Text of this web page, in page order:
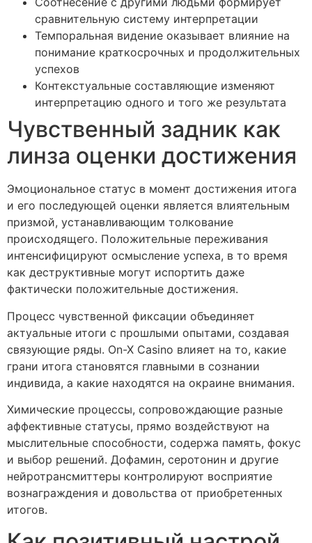
сравнительную систему интерпретации
Темпоральная видение оказывает влияние на
понимание краткосрочных и продолжительных
успехов
Контекстуальные составляющие изменяют
интерпретацию одного и того же результата
Чувственный задник как
линза оценки достижения
Эмоциональное статус в момент достижения итога
и его последующей оценки является влиятельным
призмой, устанавливающим толкование
происходящего. Положительные переживания
интенсифицируют осмысление успеха, в то время
как деструктивные могут испортить даже
фактически положительные достижения.
Процесс чувственной фиксации объединяет
актуальные итоги с прошлыми опытами, создавая
связующие ряды. On-X Casino влияет на то, какие
грани итога становятся главными в сознании
индивида, а какие находятся на окраине внимания.
Химические процессы, сопровождающие разные
аффективные статусы, прямо воздействуют на
мыслительные способности, содержа память, фокус
и выбор решений. Дофамин, серотонин и другие
нейротрансмиттеры контролируют восприятие
вознаграждения и довольства от приобретенных
итогов.